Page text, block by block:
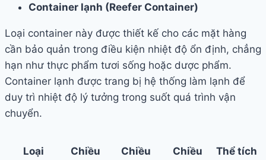
Container lạnh (Reefer Container)
Loại container này được thiết kế cho các mặt hàng
cần bảo quản trong điều kiện nhiệt độ ổn định, chẳng
hạn như thực phẩm tươi sống hoặc dược phẩm.
Container lạnh được trang bị hệ thống làm lạnh để
duy trì nhiệt độ lý tưởng trong suốt quá trình vận
chuyển.
Loại
Chiều
Chiều
Chiều
Thể tích